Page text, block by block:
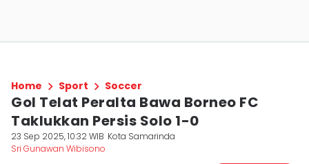
Home Sport Soccer
Gol Telat Peralta Bawa Borneo FC
Taklukkan Persis Solo 1-0
23 Sep 2025, 10:32 WIB Kota Samarinda
Sri Gunawan Wibisono